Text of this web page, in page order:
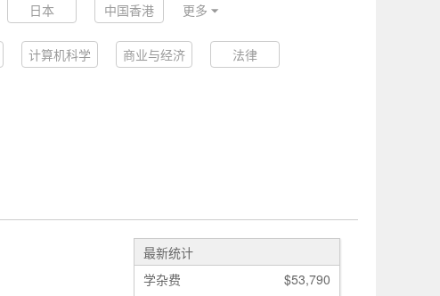
日本 中国香港
奥地利 巴西
更多
计算机科学 商业与经济 法律
最新统计
学杂费
$53,790